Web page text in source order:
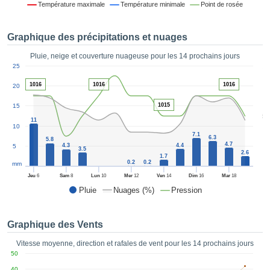
des
par le
de
des
de très
ACCEPTER
CONTINUER
PARAMÈTRES
Température maximale Température minimale Point de rosée
Graphique des précipitations et nuages
Pluie, neige et couverture nuageuse pour les 14 prochains jours
Pluie Nuages (%) Pression
50
Jeu 6 Sam8 Lun 10 Mer12 Ven14 Dim 16 Mar18
5
10
15
20
25
mm
11
5.8
4.3
3.5
0.2 0.2
1.7
4.4
7.1
6.3
4.7
2.6
1016 1016
1015
1016
Graphique des Vents
Vitesse moyenne, direction et rafales de vent pour les 14 prochains jours
50